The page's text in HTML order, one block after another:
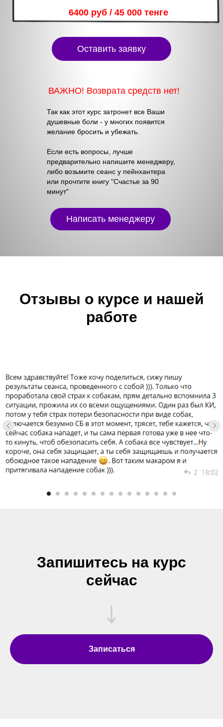
Так как этот курс затронет все Ваши
душевные боли - у многих появится
желание бросить и убежать.
Если есть вопросы, лучше
предварительно напишите менеджеру,
либо возьмите сеанс у пейнхантера
или прочтите книгу "Счастье за 90
минут"
Оставить заявку
Написать менеджеру
6400 руб / 45 000 тенге
ВАЖНО! Возврата средств нет!
Отзывы о курсе и нашей
работе
Запишитесь на курс
сейчас
Записаться